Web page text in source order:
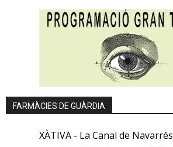
FARMÀCIES DE GUÀRDIA
XÀTIVA - La Canal de Navarrés